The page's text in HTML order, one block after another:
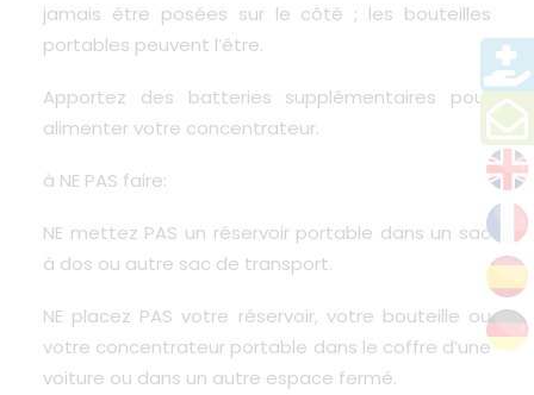
jamais être posées sur le côté ; les bouteilles
portables peuvent l’être.
Apportez des batteries supplémentaires pour
alimenter votre concentrateur.
à NE PAS faire:
NE mettez PAS un réservoir portable dans un sac
à dos ou autre sac de transport.
NE placez PAS votre réservoir, votre bouteille ou
votre concentrateur portable dans le coffre d’une
voiture ou dans un autre espace fermé.